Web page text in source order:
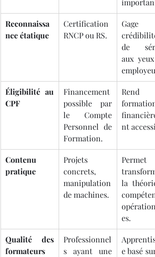
important
Reconnaissa
nce étatique
Certification
RNCP ou RS.
Gage
de
aux yeux
Éligibilité au
CPF
Financement
possible par
le Compte
Personnel de
Formation.
Rend
formation
nt
Contenu
pratique
Projets
concrets,
manipulation
de machines.
Permet
la
es.
Qualité des
formateurs
Professionnel
s ayant une
e basé sur